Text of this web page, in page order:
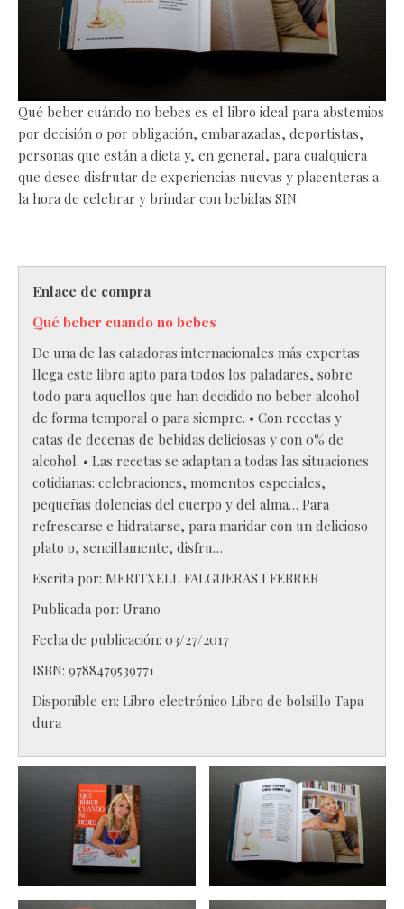
Qué beber cuándo no bebes es el libro ideal para abstemios
por decisión o por obligación, embarazadas, deportistas,
personas que están a dieta y, en general, para cualquiera
que desee disfrutar de experiencias nuevas y placenteras a
la hora de celebrar y brindar con bebidas SIN.
Enlace de compra
Qué beber cuando no bebes
De una de las catadoras internacionales más expertas
llega este libro apto para todos los paladares, sobre
todo para aquellos que han decidido no beber alcohol
de forma temporal o para siempre. • Con recetas y
catas de decenas de bebidas deliciosas y con 0% de
alcohol. • Las recetas se adaptan a todas las situaciones
cotidianas: celebraciones, momentos especiales,
pequeñas dolencias del cuerpo y del alma… Para
refrescarse e hidratarse, para maridar con un delicioso
plato o, sencillamente, disfru…
Escrita por: MERITXELL FALGUERAS I FEBRER
Publicada por: Urano
Fecha de publicación: 03/27/2017
ISBN: 9788479539771
Disponible en: Libro electrónico Libro de bolsillo Tapa
dura